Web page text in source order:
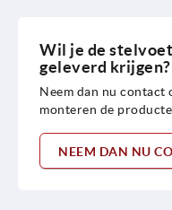
Wil je de
geleverd krijgen?
Neem dan nu contact
monteren de
NEEM DAN NU